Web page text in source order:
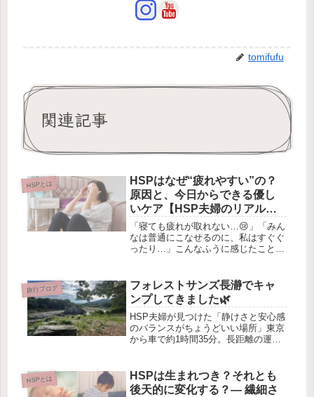
tomifufu
関連記事
HSPとは
HSPはなぜ“疲れやすい”の？
原因と、今日からできる優し
いケア【HSP夫婦のリアル】
🌿
「寝ても疲れが取れない…😢」「みん
なは普通にこなせるのに、私はすぐぐ
ったり…」こんなふうに感じたこと、
れやすいの？”と落ち込んでいまし
た。でも、HSPにはちゃんと疲れやす
い...
旅行ブログ
フォレストサンズ長瀞でキャ
ンプしてきました🌿
HSP夫婦が見つけた「静けさと安心感
のバランスがちょうどいい場所」東京
から車で約1時間35分。長距離の運転
どよい遠出”。フォレストサンズ長瀞
は、自然をしっかり感じながらも、...
HSPとは
HSPは生まれつき？それとも
後天的に変化する？— 繊細さ